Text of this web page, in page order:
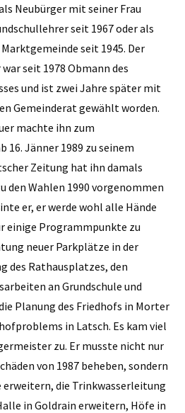
Neubürger mit seiner Frau
seit 1967 oder als
seit 1945. Der
seit 1978 Obmann des
und ist zwei Jahre später mit
Gemeinderat gewählt worden.
machte ihn zum
16. Jänner 1989 zu seinem
Zeitung hat ihn damals
den Wahlen 1990 vorgenommen
er, er werde wohl alle Hände
einige Programmpunkte zu
neuer Parkplätze in der
des Rathausplatzes, den
an Grundschule und
Planung des Friedhofs in Morter
in Latsch. Es kam viel
zu. Er musste nicht nur
von 1987 beheben, sondern
die Trinkwasserleitung
in Goldrain erweitern, Höfe in